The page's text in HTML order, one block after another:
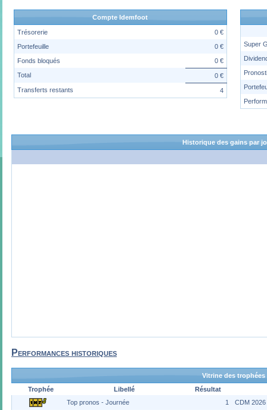
Compte Idemfoot
Trésorerie
0 €
Portefeuille
0 €
Fonds bloqués
0 €
Total
0 €
Transferts restants
4
Super
Historique des gains par
Performances historiques
Vitrine des trophées
Trophée
Libellé
Résultat
Top pronos - Journée
1 CDM 2026